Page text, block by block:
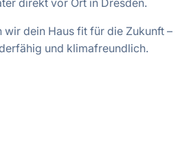
wir dein Haus fit für die Zukunft –
und klimafreundlich.